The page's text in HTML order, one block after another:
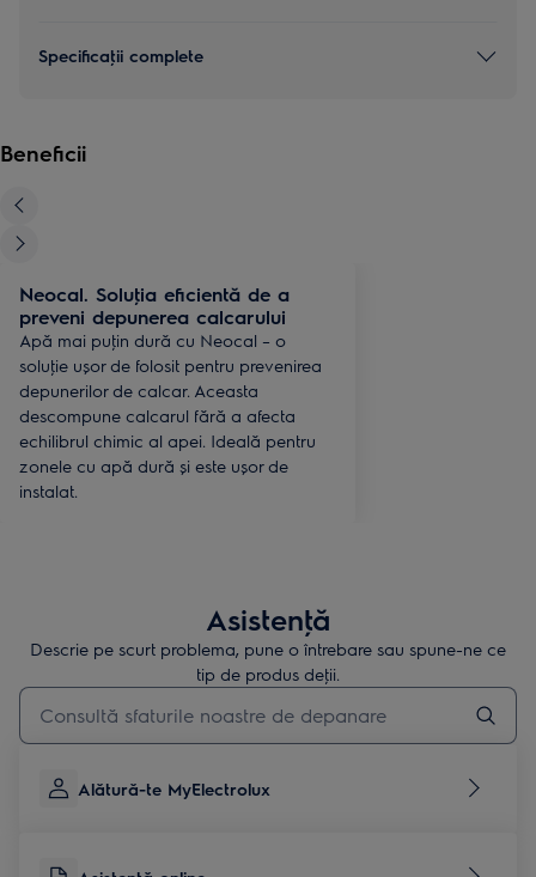
Specificaţii complete
Beneficii
Neocal. Soluţia eficientă de a
preveni depunerea calcarului
Apă mai puţin dură cu Neocal – o
soluţie ușor de folosit pentru prevenirea
depunerilor de calcar. Aceasta
descompune calcarul fără a afecta
echilibrul chimic al apei. Ideală pentru
zonele cu apă dură și este ușor de
instalat.
Asistenţă
Descrie pe scurt problema, pune o întrebare sau spune-ne ce
tip de produs deţii.
Type to search for support articles
Alătură-te MyElectrolux